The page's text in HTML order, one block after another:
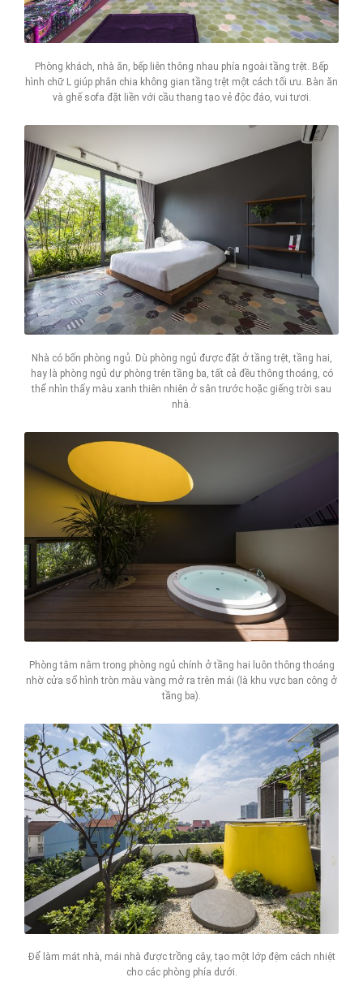
Phòng khách, nhà ăn, bếp liên thông nhau phía ngoài tầng trệt. Bếp
hình chữ L giúp phân chia không gian tầng trệt một cách tối ưu. Bàn ăn
và ghế sofa đặt liền với cầu thang tạo vẻ độc đáo, vui tươi.
Nhà có bốn phòng ngủ. Dù phòng ngủ được đặt ở tầng trệt, tầng hai,
hay là phòng ngủ dự phòng trên tầng ba, tất cả đều thông thoáng, có
thể nhìn thấy màu xanh thiên nhiên ở sân trước hoặc giếng trời sau
nhà.
Phòng tắm nằm trong phòng ngủ chính ở tầng hai luôn thông thoáng
nhờ cửa sổ hình tròn màu vàng mở ra trên mái (là khu vực ban công ở
tầng ba).
Để làm mát nhà, mái nhà được trồng cây, tạo một lớp đệm cách nhiệt
cho các phòng phía dưới.